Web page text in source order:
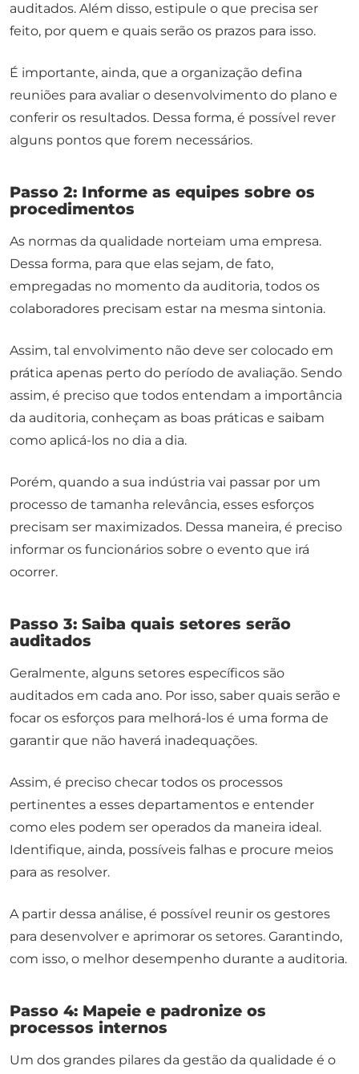
auditados. Além disso, estipule o que precisa ser
feito, por quem e quais serão os prazos para isso.
É importante, ainda, que a organização defina
reuniões para avaliar o desenvolvimento do plano e
conferir os resultados. Dessa forma, é possível rever
alguns pontos que forem necessários.
Passo 2: Informe as equipes sobre os
procedimentos
As normas da qualidade norteiam uma empresa.
Dessa forma, para que elas sejam, de fato,
empregadas no momento da auditoria, todos os
colaboradores precisam estar na mesma sintonia.
Assim, tal envolvimento não deve ser colocado em
prática apenas perto do período de avaliação. Sendo
assim, é preciso que todos entendam a importância
da auditoria, conheçam as boas práticas e saibam
como aplicá-los no dia a dia.
Porém, quando a sua indústria vai passar por um
processo de tamanha relevância, esses esforços
precisam ser maximizados. Dessa maneira, é preciso
informar os funcionários sobre o evento que irá
ocorrer.
Passo 3: Saiba quais setores serão
auditados
Geralmente, alguns setores específicos são
auditados em cada ano. Por isso, saber quais serão e
focar os esforços para melhorá-los é uma forma de
garantir que não haverá inadequações.
Assim, é preciso checar todos os processos
pertinentes a esses departamentos e entender
como eles podem ser operados da maneira ideal.
Identifique, ainda, possíveis falhas e procure meios
para as resolver.
A partir dessa análise, é possível reunir os gestores
para desenvolver e aprimorar os setores. Garantindo,
com isso, o melhor desempenho durante a auditoria.
Passo 4: Mapeie e padronize os
processos internos
Um dos grandes pilares da gestão da qualidade é o